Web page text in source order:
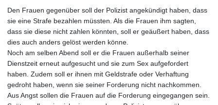
Den Frauen gegenüber soll der Polizist angekündigt haben, dass
sie eine Strafe bezahlen müssten. Als die Frauen ihm sagten,
dass sie diese nicht zahlen könnten, soll er geäußert haben, dass
dies auch anders gelöst werden könne.
Noch am selben Abend soll er die Frauen außerhalb seiner
Dienstzeit erneut aufgesucht und sie zum Sex aufgefordert
haben. Zudem soll er ihnen mit Geldstrafe oder Verhaftung
gedroht haben, wenn sie seiner Forderung nicht nachkommen.
Aus Angst sollen die Frauen auf die Forderung eingegangen sein.